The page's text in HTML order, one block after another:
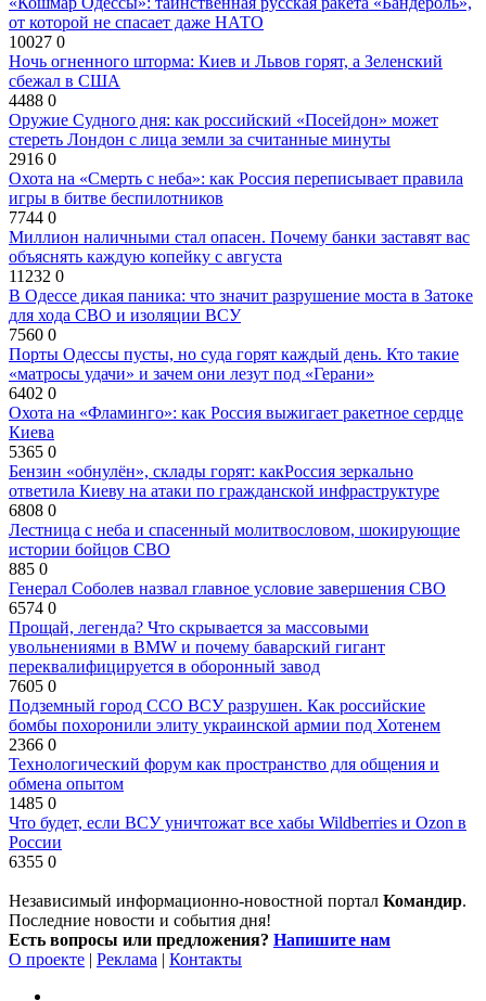
от которой не спасает даже НАТО
10027 0
Ночь огненного шторма: Киев и Львов горят, а Зеленский
сбежал в США
4488 0
Оружие Судного дня: как российский «Посейдон» может
стереть Лондон с лица земли за считанные минуты
2916 0
Охота на «Смерть с неба»: как Россия переписывает правила
игры в битве беспилотников
7744 0
Миллион наличными стал опасен. Почему банки заставят вас
объяснять каждую копейку с августа
11232 0
В Одессе дикая паника: что значит разрушение моста в Затоке
для хода СВО и изоляции ВСУ
7560 0
Порты Одессы пусты, но суда горят каждый день. Кто такие
«матросы удачи» и зачем они лезут под «Герани»
6402 0
Охота на «Фламинго»: как Россия выжигает ракетное сердце
Киева
5365 0
Бензин «обнулён», склады горят: какРоссия зеркально
ответила Киеву на атаки по гражданской инфраструктуре
6808 0
Лестница с неба и спасенный молитвословом, шокирующие
истории бойцов СВО
885 0
Генерал Соболев назвал главное условие завершения СВО
6574 0
Прощай, легенда? Что скрывается за массовыми
увольнениями в BMW и почему баварский гигант
переквалифицируется в оборонный завод
7605 0
Подземный город ССО ВСУ разрушен. Как российские
бомбы похоронили элиту украинской армии под Хотенем
2366 0
Технологический форум как пространство для общения и
обмена опытом
1485 0
Что будет, если ВСУ уничтожат все хабы Wildberries и Ozon в
России
6355 0
Независимый информационно-новостной портал Командир.
Последние новости и события дня!
Есть вопросы или предложения? Напишите нам
О проекте | Реклама | Контакты